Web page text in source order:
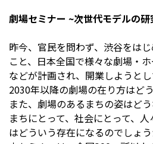
劇場セミナー ~次世代モデルの研
昨今、官民を問わず、渋谷をは
こと、日本全国で様々な劇場・
などが計画され、開業しようとし
2030年以降の劇場の在り方はど
また、劇場のあるまちの姿はど
まちにとって、社会にとって、
はどういう存在になるのでしょう